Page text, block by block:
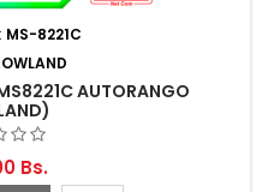
MS-8221C
AUTORANGO
Bs.